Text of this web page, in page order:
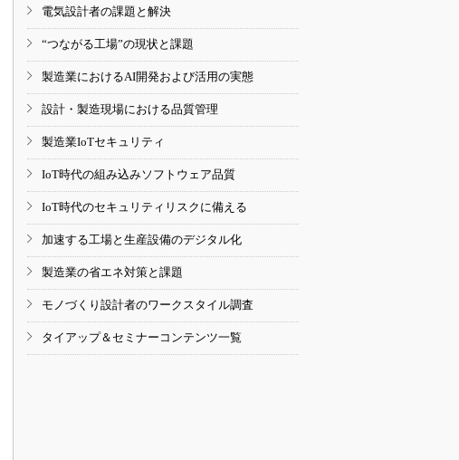
電気設計者の課題と解決
“つながる工場”の現状と課題
製造業におけるAI開発および活用の実態
設計・製造現場における品質管理
製造業IoTセキュリティ
IoT時代の組み込みソフトウェア品質
IoT時代のセキュリティリスクに備える
加速する工場と生産設備のデジタル化
製造業の省エネ対策と課題
モノづくり設計者のワークスタイル調査
タイアップ＆セミナーコンテンツ一覧